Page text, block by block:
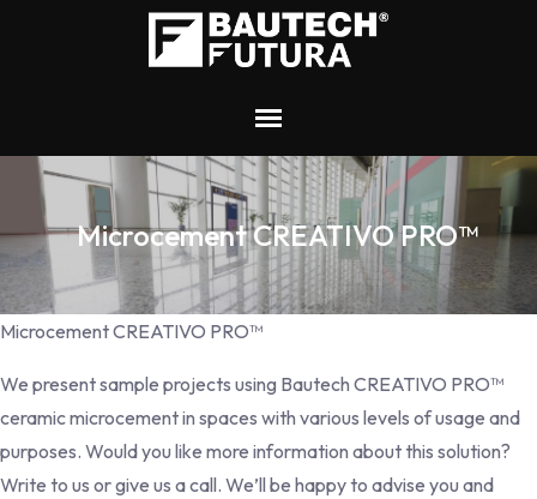
Microcement CREATIVO PRO™
Microcement CREATIVO PRO™
We present sample projects using Bautech CREATIVO PRO™
ceramic microcement in spaces with various levels of usage and
purposes. Would you like more information about this solution?
Write to us or give us a call. We’ll be happy to advise you and